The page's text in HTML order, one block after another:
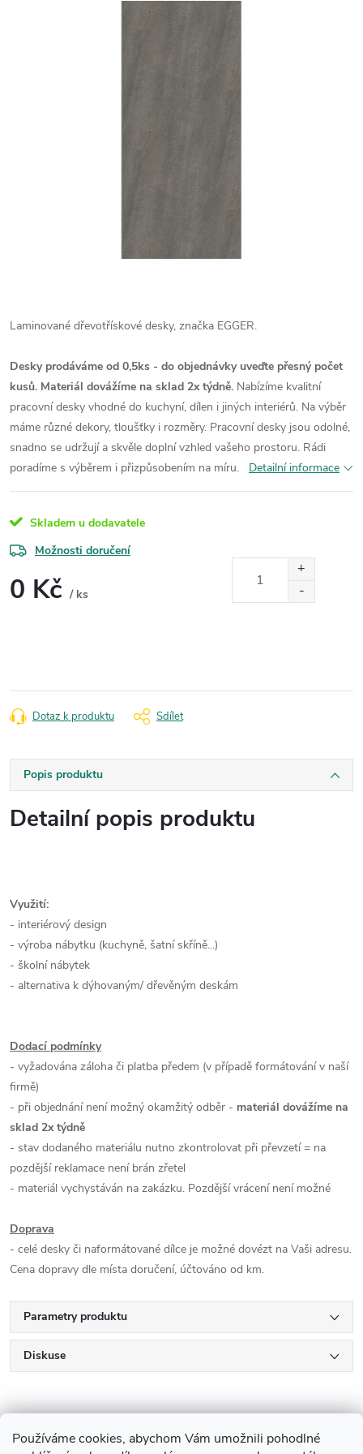
Používáme cookies, abychom Vám umožnili pohodlné
Laminované dřevotřískové desky, značka EGGER.
Desky prodáváme od 0,5ks - do objednávky uveďte přesný počet
kusů. Materiál dovážíme na sklad 2x týdně. Nabízíme kvalitní
pracovní desky vhodné do kuchyní, dílen i jiných interiérů. Na výběr
máme různé dekory, tloušťky i rozměry. Pracovní desky jsou odolné,
snadno se udržují a skvěle doplní vzhled vašeho prostoru. Rádi
poradíme s výběrem i přizpůsobením na míru.
Detailní informace
Skladem u dodavatele
Možnosti doručení
0 Kč / ks
Dotaz k produktu Sdílet
Popis produktu
Detailní popis produktu
Využití:
- interiérový design
- výroba nábytku (kuchyně, šatní skříně...)
- školní nábytek
- alternativa k dýhovaným/ dřevěným deskám
Dodací podmínky
- vyžadována záloha či platba předem (v případě formátování v naší
firmě)
- při objednání není možný okamžitý odběr - materiál dovážíme na
sklad 2x týdně
- stav dodaného materiálu nutno zkontrolovat při převzetí = na
pozdější reklamace není brán zřetel
- materiál vychystáván na zakázku. Pozdější vrácení není možné
Doprava
- celé desky či naformátované dílce je možné dovézt na Vaši adresu.
Cena dopravy dle místa doručení, účtováno od km.
Parametry produktu
Diskuse